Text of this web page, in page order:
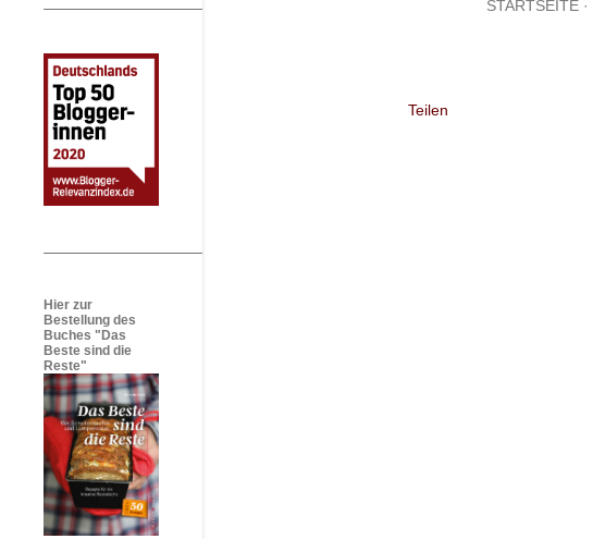
STARTSEITE
Teilen
Hier zur
Bestellung des
Buches "Das
Beste sind die
Reste"